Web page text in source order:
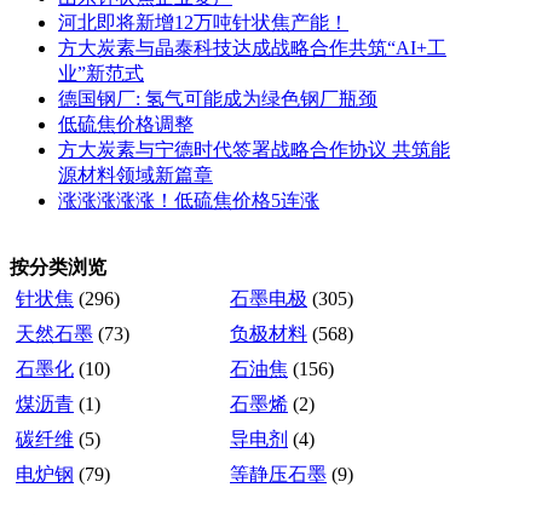
河北即将新增12万吨针状焦产能！
方大炭素与晶泰科技达成战略合作共筑“AI+工
业”新范式
德国钢厂: 氢气可能成为绿色钢厂瓶颈
低硫焦价格调整
方大炭素与宁德时代签署战略合作协议 共筑能
源材料领域新篇章
涨涨涨涨涨！低硫焦价格5连涨
按分类浏览
针状焦 (296) 石墨电极 (305)
天然石墨 (73) 负极材料 (568)
石墨化 (10) 石油焦 (156)
煤沥青 (1) 石墨烯 (2)
碳纤维 (5) 导电剂 (4)
电炉钢 (79) 等静压石墨 (9)